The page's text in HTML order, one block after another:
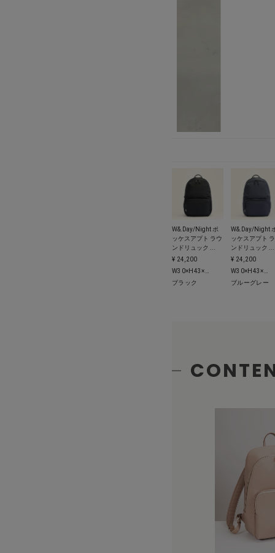
W&.Day/Night ポ
ッケスアプト ラウ
ンドリュック ...
¥ 24,200
ブラック
W&.Day/Night
ッケスアプト
ンドリュック ...
¥ 24,200
ブルーグレー